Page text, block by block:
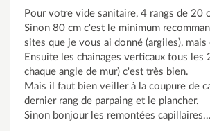
Pour votre vide sanitaire, 4 rangs de 20
Sinon 80 cm c'est le minimum
sites que je vous ai donné (argiles), mais
Ensuite les chainages verticaux tous les
chaque angle de mur) c'est très bien.
Mais il faut bien veiller à la coupure de
dernier rang de parpaing et le plancher.
Sinon bonjour les remontées